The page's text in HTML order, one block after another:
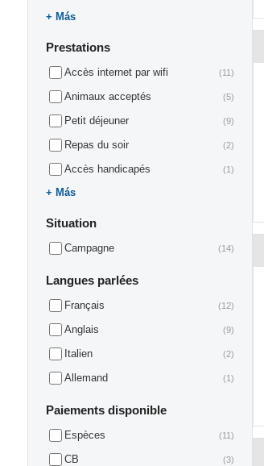
Más
Prestations
Accès internet par wifi (11)
Animaux acceptés (5)
Petit déjeuner (9)
Repas du soir (2)
Accès handicapés (1)
Más
Situation
Campagne (14)
Langues parlées
Français (12)
Anglais (9)
Italien (2)
Allemand (1)
Paiements disponible
Espèces (11)
CB (3)